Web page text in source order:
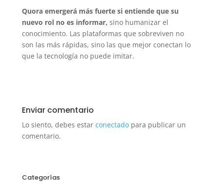
Quora emergerá más fuerte si entiende que su
nuevo rol no es informar, sino humanizar el
conocimiento. Las plataformas que sobreviven no
son las más rápidas, sino las que mejor conectan lo
que la tecnología no puede imitar.
Enviar comentario
Lo siento, debes estar conectadopara publicar un
comentario.
Categorías